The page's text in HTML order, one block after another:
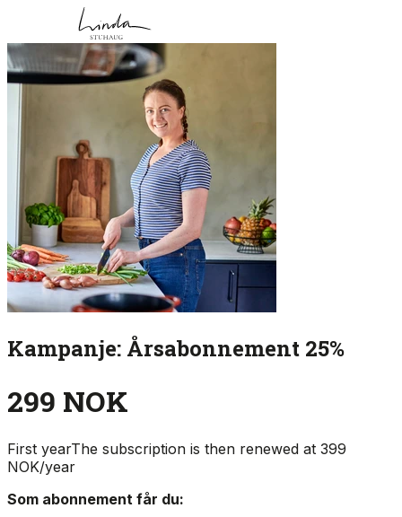
Kampanje: Årsabonnement 25%
299 NOK
First yearThe subscription is then renewed at 399
NOK/year
Som abonnement får du: